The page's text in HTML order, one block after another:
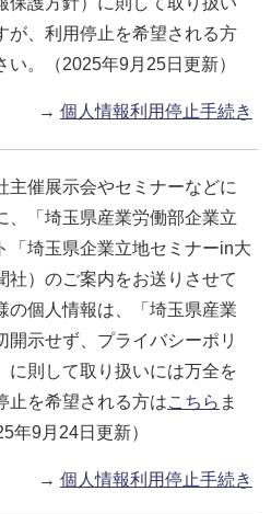
が、利用停止を希望される方
い。（2025年9月25日更新）
→ 個人情報利用停止手続き
主催展示会やセミナーなどに
、「埼玉県産業労働部企業立
「埼玉県企業立地セミナーin大
社）のご案内をお送りさせて
の個人情報は、「埼玉県産業
示せず、プライバシーポリ
に則して取り扱いには万全を
止を希望される方はこちら ま
年9月24日更新）
→ 個人情報利用停止手続き